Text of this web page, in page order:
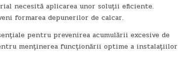
necesită aplicarea unor soluții eficiente.
formarea depunerilor de calcar.
pentru prevenirea acumulării excesive de
menținerea funcționării optime a instalațiilor